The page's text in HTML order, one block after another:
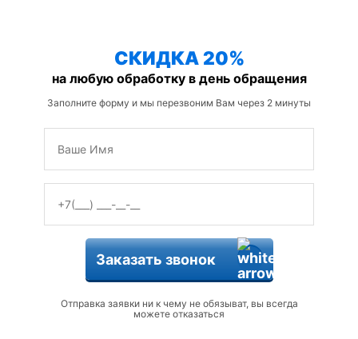
СКИДКА 20%
на любую обработку в день обращения
Заполните форму и мы перезвоним Вам через 2 минуты
Заказать звонок
Отправка заявки ни к чему не обязыват, вы всегда
можете отказаться